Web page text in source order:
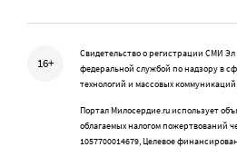
16+
Свидетельство о регистрации СМИ
федеральной службой по надзору в
технологий и массовых коммуникаций
Портал Милосердие.ru использует
облагаемых налогом пожертвований
1057700014679, Целевое